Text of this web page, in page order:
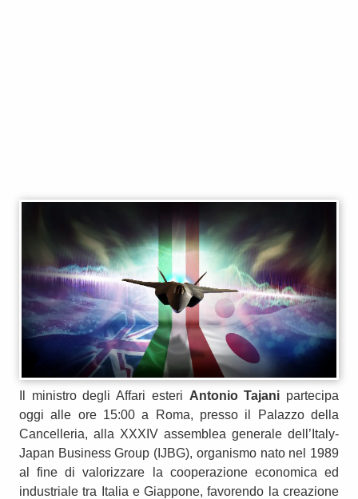
Il ministro degli Affari esteri Antonio Tajani partecipa
oggi alle ore 15:00 a Roma, presso il Palazzo della
Cancelleria, alla XXXIV assemblea generale dell’Italy-
Japan Business Group (IJBG), organismo nato nel 1989
al fine di valorizzare la cooperazione economica ed
industriale tra Italia e Giappone, favorendo la creazione